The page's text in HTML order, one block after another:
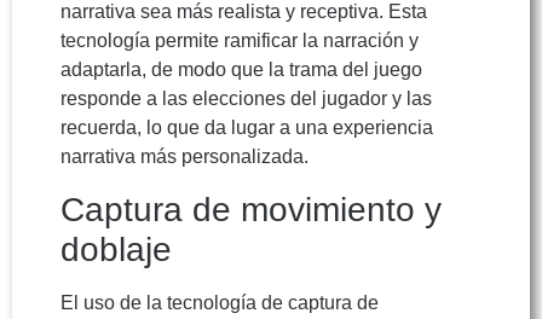
narrativa sea más realista y receptiva. Esta
tecnología permite ramificar la narración y
adaptarla, de modo que la trama del juego
responde a las elecciones del jugador y las
recuerda, lo que da lugar a una experiencia
narrativa más personalizada.
Captura de movimiento y
doblaje
El uso de la tecnología de captura de